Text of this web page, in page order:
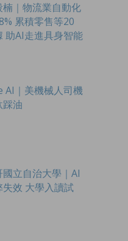
楠｜物流業自動化
累積零售等20
助AI走進具身智能
AI｜美機械人司機
踩油
立自治大學｜AI
失效 大學入讀試